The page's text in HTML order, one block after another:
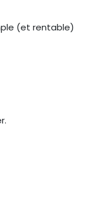
(et rentable)